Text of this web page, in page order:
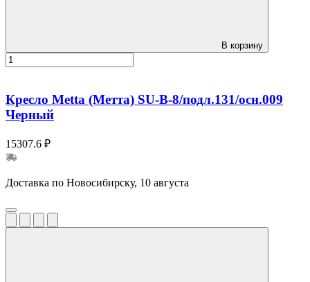
В корзину
Кресло Metta (Метта) SU-B-8/подл.131/осн.009
Черный
15307.6 ₽
Доставка по Новосибирску, 10 августа